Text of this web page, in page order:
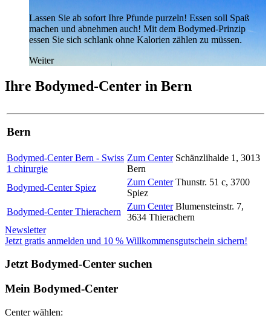
Lassen Sie ab sofort Ihre Pfunde purzeln! Essen soll Spaß
machen und abnehmen auch! Mit dem Bodymed-Prinzip
essen Sie sich schlank ohne Kalorien zählen zu müssen.
Weiter
Ihre Bodymed-Center in Bern
Bern
Bodymed-Center Bern - Swiss
1 chirurgie
Zum Center Schänzlihalde 1 , 3013
Bern
Bodymed-Center Spiez
Zum Center Thunstr. 51 c, 3700
Spiez
Bodymed-Center Thierachern
Zum Center Blumensteinstr. 7,
3634 Thierachern
Newsletter
Jetzt gratis anmelden und 10 % Willkommensgutschein sichern!
Jetzt Bodymed-Center suchen
Mein Bodymed-Center
Center wählen: